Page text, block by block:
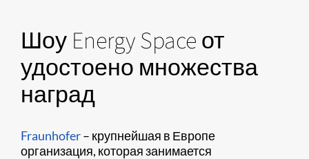
Шоу Energy Space от
удостоено множества
наград
Fraunhofer– крупнейшая в Европе
организация, которая занимается